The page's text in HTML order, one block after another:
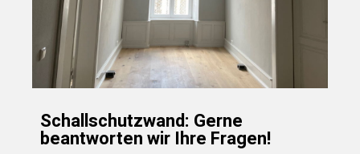
Schallschutzwand: Gerne
beantworten wir Ihre Fragen!